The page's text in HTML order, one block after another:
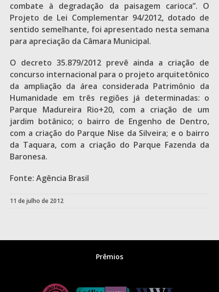
combate à degradação da paisagem carioca”. O
Projeto de Lei Complementar 94/2012, dotado de
sentido semelhante, foi apresentado nesta semana
para apreciação da Câmara Municipal.
O decreto 35.879/2012 prevê ainda a criação de
concurso internacional para o projeto arquitetônico
da ampliação da área considerada Patrimônio da
Humanidade em três regiões já determinadas: o
Parque Madureira Rio+20, com a criação de um
jardim botânico; o bairro de Engenho de Dentro,
com a criação do Parque Nise da Silveira; e o bairro
da Taquara, com a criação do Parque Fazenda da
Baronesa.
Fonte: Agência Brasil
11 de julho de 2012
Prêmios